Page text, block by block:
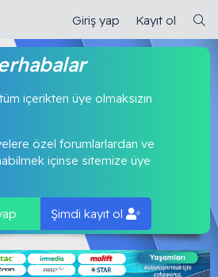
Giriş yap Kayıt ol
içerikten üye olmaksızın
özel forumlarlardan ve
içinse sitemize üye
Şimdi kayıt ol